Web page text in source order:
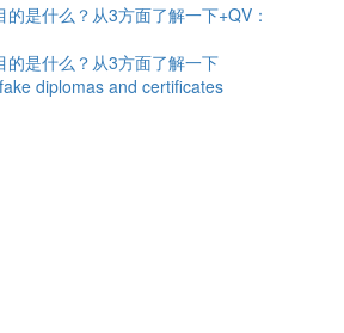
是什么？从3方面了解一下+QV：
的是什么？从3方面了解一下
diplomas and certificates